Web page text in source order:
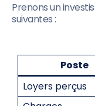
Prenons un
suivantes :
Poste
Loyers perçus